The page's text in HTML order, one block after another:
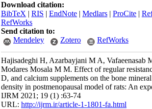
Download citation:
BibTeX|RIS|EndNote|Medlars|ProCite|
RefWorks
Send citation to:
Mendeley
Zotero RefWorks
Hajisadeghi H, Azarbayjani M A, Vafaeenasab
Modares Mosala M M. Effect of regular
D, and calcium supplements on the bone
density in postmenopausal model of rats: An
IJRM 2021; 19 (1) :63-74
URL:http://ijrm.ir/article-1-1801-fa.html